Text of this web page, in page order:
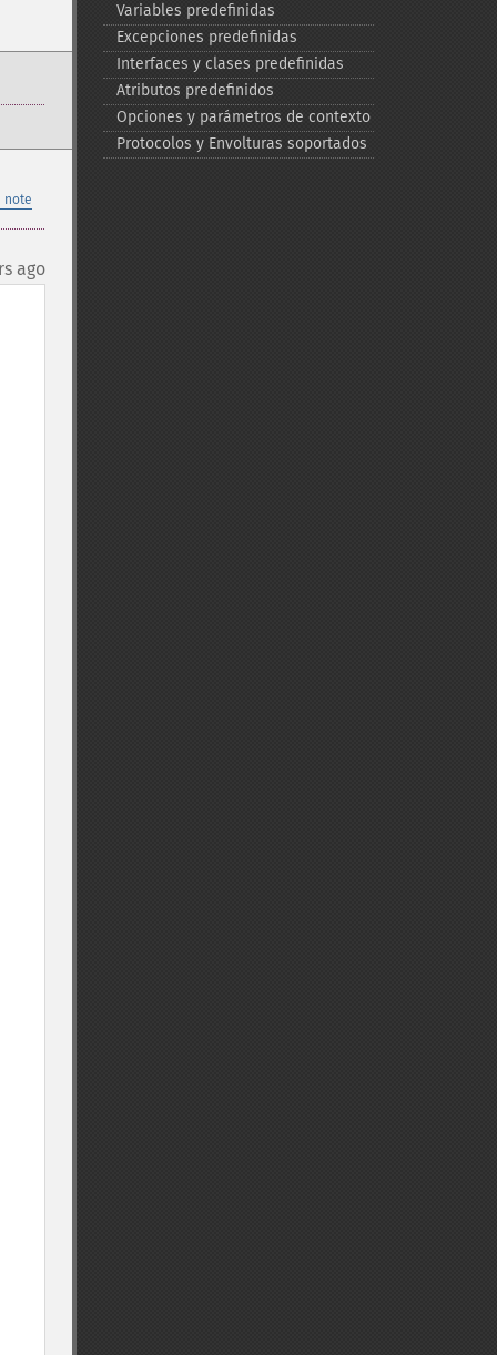
note
ago
Variables predefinidas
Excepciones predefinidas
Interfaces y clases predefinidas
Atributos predefinidos
Opciones y parámetros de contexto
Protocolos y Envolturas soportados